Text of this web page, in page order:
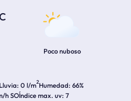
Poco nuboso
Lluvia 0 l/m2Humedad 66%
h SOÍndice max. uv 7